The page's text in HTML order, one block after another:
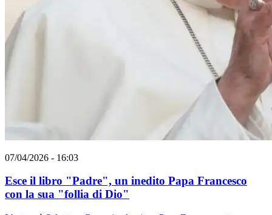
07/04/2026 - 16:03
Esce il libro "Padre", un inedito Papa Francesco
con la sua "follia di Dio"